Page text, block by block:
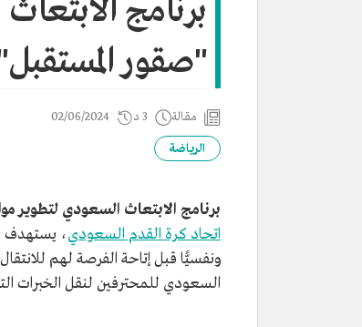
برنامج
"صقور
مقالة 3 د 02/06/2024
الرياضة
برنامج الابتعاث السعودي لتطوير
اتحاد كرة القدم السعودي، يستهدف
ونفسيًّا قبل إتاحة الفرصة لهم للانتقال
السعودي للمحترفين لنقل الخبرات